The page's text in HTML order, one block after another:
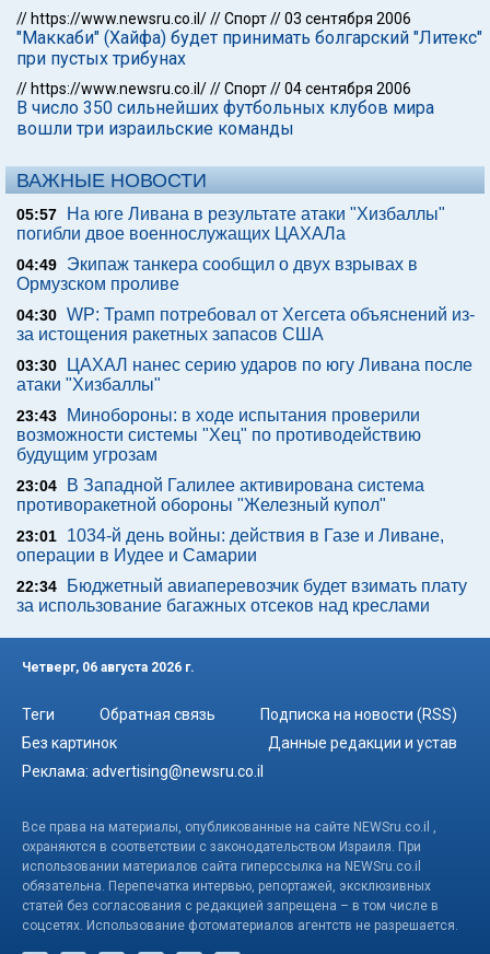
// https://www.newsru.co.il///Спорт//03 сентября 2006
"Маккаби" (Хайфа) будет принимать болгарский "Литекс"
при пустых трибунах
// https://www.newsru.co.il///Спорт//04 сентября 2006
В число 350 сильнейших футбольных клубов мира
вошли три израильские команды
ВАЖНЫЕ НОВОСТИ
05:57
На юге Ливана в результате атаки "Хизбаллы"
погибли двое военнослужащих ЦАХАЛа
04:49
Экипаж танкера сообщил о двух взрывах в
Ормузском проливе
04:30 WP: Трамп потребовал от Хегсета объяснений из-
за истощения ракетных запасов США
03:30
ЦАХАЛ нанес серию ударов по югу Ливана после
атаки "Хизбаллы"
23:43
Минобороны: в ходе испытания проверили
возможности системы "Хец" по противодействию
будущим угрозам
23:04
В Западной Галилее активирована система
противоракетной обороны "Железный купол"
23:01
1034-й день войны: действия в Газе и Ливане,
операции в Иудее и Самарии
22:34
Бюджетный авиаперевозчик будет взимать плату
за использование багажных отсеков над креслами
Четверг, 06 августа 2026 г.
Теги Обратная связь
Подписка на новости (RSS)
Без картинок
Данные редакции и устав
Реклама: advertising@newsru.co.il
Все права на материалы, опубликованные на сайте NEWSru.co.il ,
охраняются в соответствии с законодательством Израиля. При
использовании материалов сайта гиперссылка на NEWSru.co.il
обязательна. Перепечатка интервью, репортажей, эксклюзивных
статей без согласования с редакцией запрещена – в том числе в
соцсетях. Использование фотоматериалов агентств не разрешается.